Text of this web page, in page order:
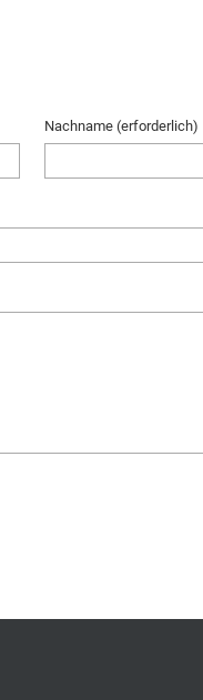
Nachname (erforderlich)